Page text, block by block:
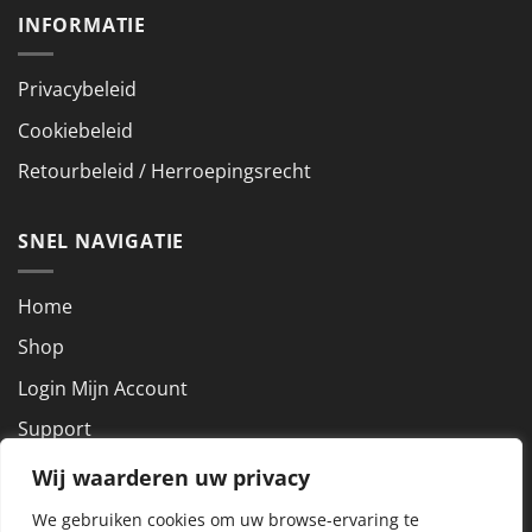
Wij waarderen uw privacy
We gebruiken cookies om uw browse-ervaring te
INFORMATIE
Privacybeleid
Cookiebeleid
Retourbeleid / Herroepingsrecht
SNEL NAVIGATIE
Home
Shop
Login Mijn Account
Support
NEEM CONTACT OP